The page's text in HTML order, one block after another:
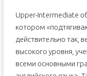
Upper-Intermediate
котором
действительно так,
высокого уровня,
всеми основными